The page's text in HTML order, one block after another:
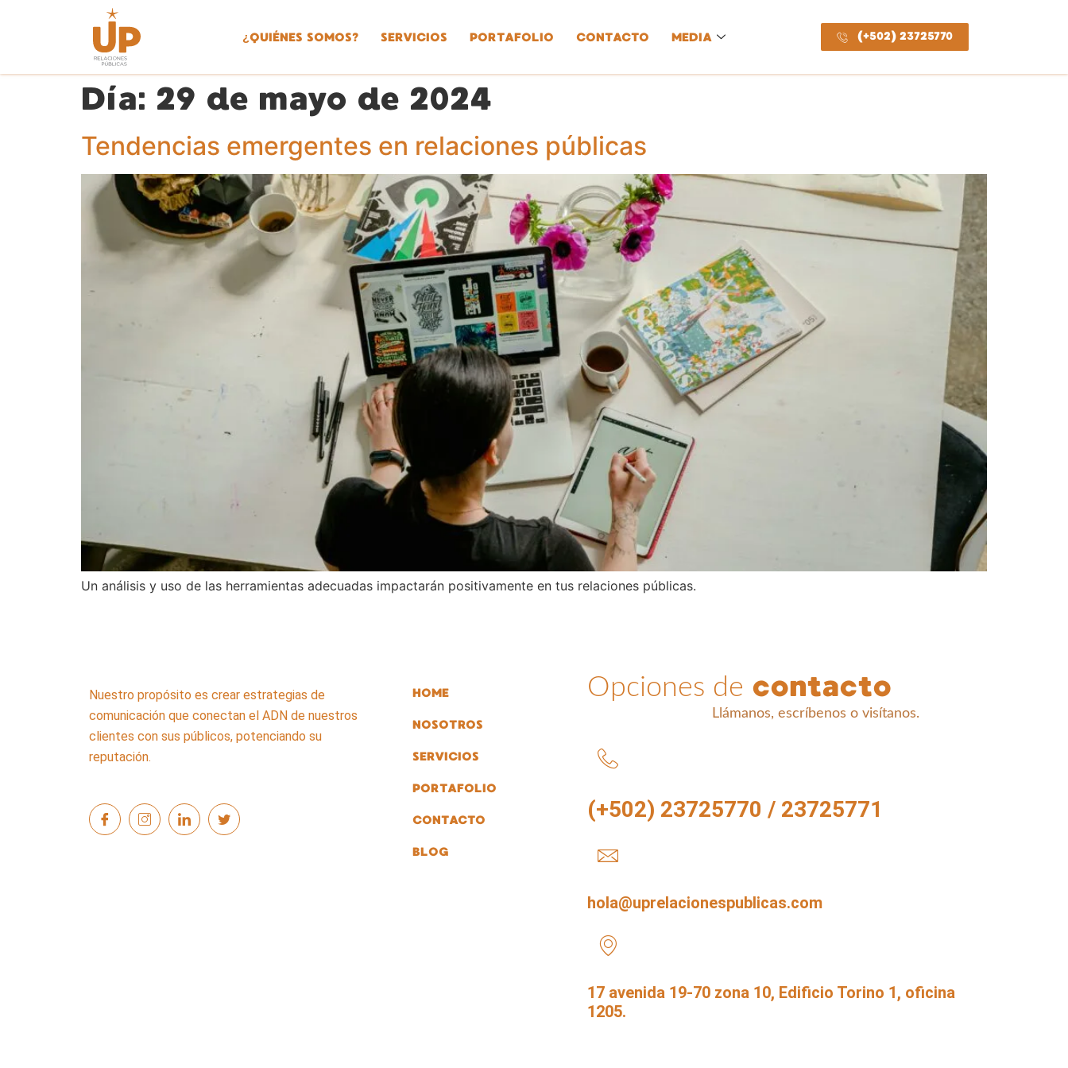
¿QUIÉNES SOMOS? SERVICIOS PORTAFOLIO CONTACTO MEDIA (+502) 23725770
Día: 29 de mayo de 2024
Tendencias emergentes en relaciones públicas
Un análisis y uso de las herramientas adecuadas impactarán positivamente en tus relaciones públicas.
Nuestro propósito es crear estrategias de
comunicación que conectan el ADN de nuestros
clientes con sus públicos, potenciando su
reputación.
HOME
NOSOTROS
SERVICIOS
PORTAFOLIO
CONTACTO
BLOG
Opciones de contacto
Llámanos, escríbenos o visítanos.
(+502) 23725770 / 23725771
hola@uprelacionespublicas.com
17 avenida 19-70 zona 10, Edificio Torino 1, oficina
1205.